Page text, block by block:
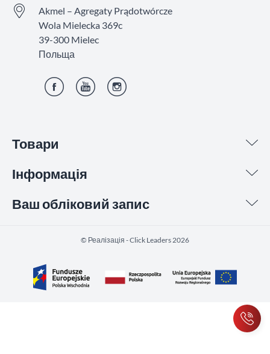
Товари
Інформація
Ваш обліковий запис
Akmel – Agregaty Prądotwórcze
Wola Mielecka 369c
39-300 Mielec
Польща
©️ Реалізація - Click Leaders 2026